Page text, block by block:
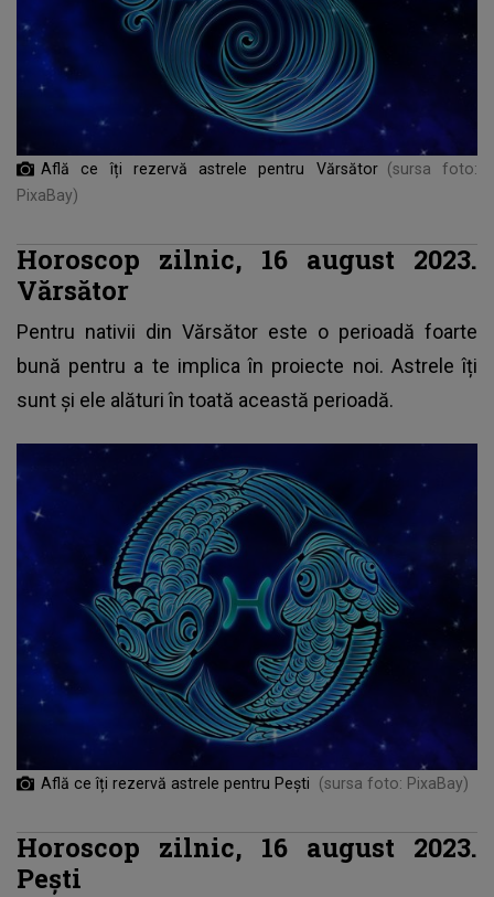
Află ce îți rezervă astrele pentru Vărsător (sursa foto:
PixaBay)
Horoscop zilnic, 16 august 2023.
Vărsător
Pentru nativii din Vărsător este o perioadă foarte
bună pentru a te implica în proiecte noi. Astrele îți
sunt și ele alături în toată această perioadă.
Află ce îți rezervă astrele pentru Pești (sursa foto: PixaBay)
Horoscop zilnic, 16 august 2023.
Pești